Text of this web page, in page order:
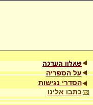
על הספריה
הסדרי נגישות
כתבו אלינו